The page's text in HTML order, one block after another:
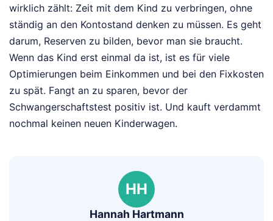
wirklich zählt: Zeit mit dem Kind zu verbringen, ohne
ständig an den Kontostand denken zu müssen. Es geht
darum, Reserven zu bilden, bevor man sie braucht.
Wenn das Kind erst einmal da ist, ist es für viele
Optimierungen beim Einkommen und bei den Fixkosten
zu spät. Fangt an zu sparen, bevor der
Schwangerschaftstest positiv ist. Und kauft verdammt
nochmal keinen neuen Kinderwagen.
HH
Hannah Hartmann